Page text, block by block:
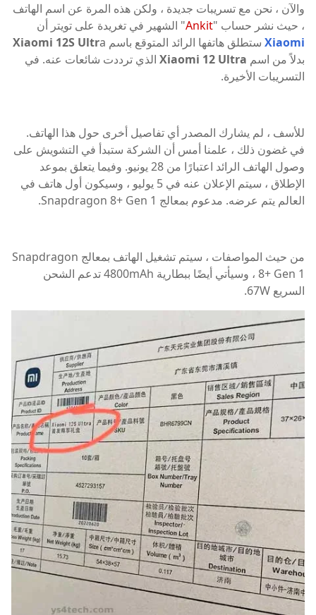
والآن ، نحن مع تسريبات جديدة ، ولكن هذه المرة عن اسم الهاتف
، حيث نشر حساب "Ankit" الشهير في تغريدة على تويتر أن
Xiaomi ستطلق هاتفها الرائد المتوقع باسم Xiaomi 12S Ultra
بدلاً من اسم Xiaomi 12 Ultra الذي ترددت شائعات عنه. في
التسريبات الأخيرة.
للأسف ، لم يشارك المصدر أي تفاصيل أخرى حول هذا الهاتف.
في غضون ذلك ، علمنا أمس أن الشركة ستبدأ في التشويش على
وصول الهاتف الرائد اعتبارًا من 28 يونيو. وفيما يتعلق بموعد
الإطلاق ، سيتم الإعلان عنه في 5 يوليو ، وسيكون أول هاتف في
العالم يتم عرضه. مدعوم بمعالج Snapdragon 8+ Gen 1.
من حيث المواصفات ، سيتم تشغيل الهاتف بمعالج Snapdragon
8+ Gen 1 ، وسيأتي أيضًا ببطارية 4800mAh تدعم الشحن
السريع 67W.